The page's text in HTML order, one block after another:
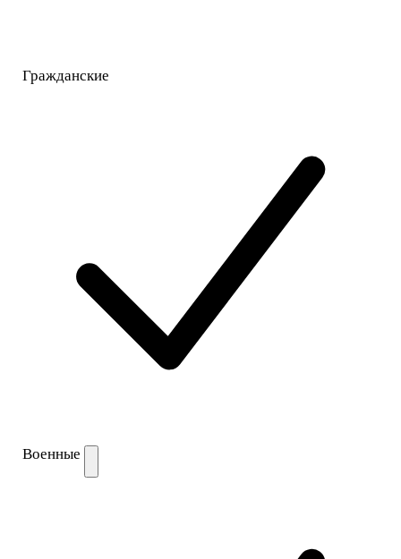
Гражданские
Военные